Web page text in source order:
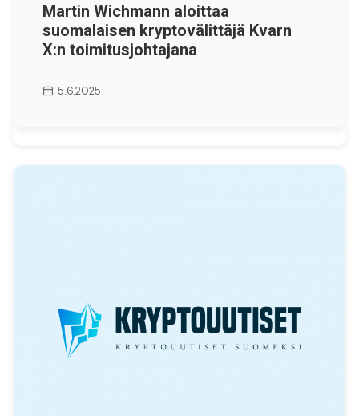
Martin Wichmann aloittaa
suomalaisen kryptovälittäjä Kvarn
X:n toimitusjohtajana
5.6.2025